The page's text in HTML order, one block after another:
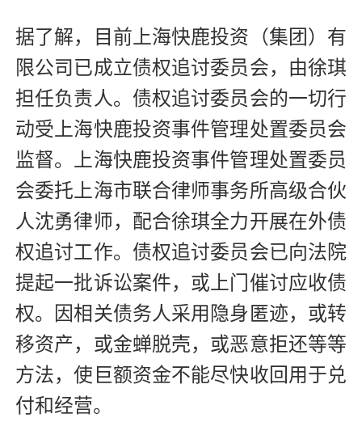
据了解，目前上海快鹿投资（集团）有
限公司已成立债权追讨委员会，由徐琪
担任负责人。债权追讨委员会的一切行
动受上海快鹿投资事件管理处置委员会
监督。上海快鹿投资事件管理处置委员
会委托上海市联合律师事务所高级合伙
人沈勇律师，配合徐琪全力开展在外债
权追讨工作。债权追讨委员会已向法院
提起一批诉讼案件，或上门催讨应收债
权。因相关债务人采用隐身匿迹，或转
移资产，或金蝉脱壳，或恶意拒还等等
方法，使巨额资金不能尽快收回用于兑
付和经营。